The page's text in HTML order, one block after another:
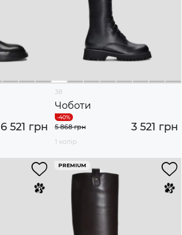
6 521 грн
38
Чоботи
3 521 грн
5 868 грн
1 колір
PREMIUM